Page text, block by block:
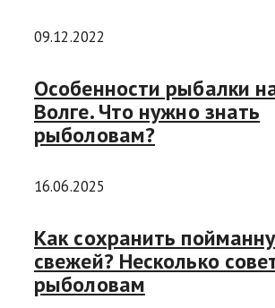
09.12.2022
Особенности рыбалки
Волге. Что нужно знать
рыболовам?
16.06.2025
Как сохранить
свежей? Несколько
рыболовам